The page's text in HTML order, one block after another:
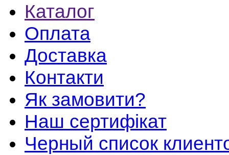
Каталог
Оплата
Доставка
Контакти
Як замовити?
Наш сертифікат
Черный список